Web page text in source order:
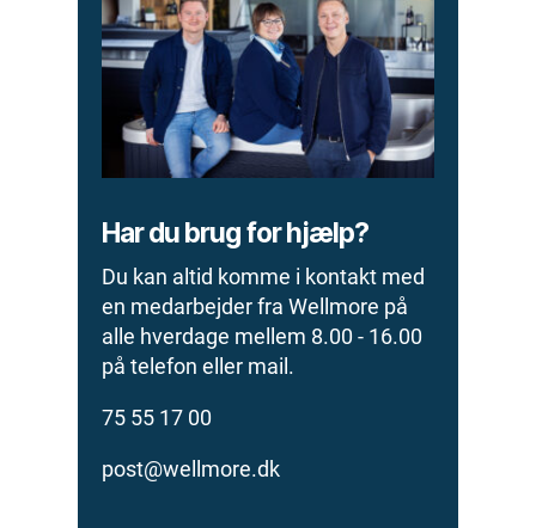
Har du brug for hjælp?
Du kan altid komme i kontakt med
en medarbejder fra Wellmore på
alle hverdage mellem 8.00 - 16.00
på telefon eller mail.
75 55 17 00
post@wellmore.dk